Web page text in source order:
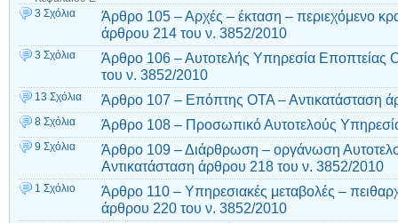
3 Σχόλια
Άρθρο 105 – Αρχές – έκταση – περιεχόμενο
άρθρου 214 του ν. 3852/2010
3 Σχόλια
Άρθρο 106 – Αυτοτελής Υπηρεσία Εποπτείας
του ν. 3852/2010
13 Σχόλια Άρθρο 107 – Επόπτης ΟΤΑ – Αντικατάσταση
8 Σχόλια Άρθρο 108 – Προσωπικό Αυτοτελούς
9 Σχόλια
Άρθρο 109 – Διάρθρωση – οργάνωση
Αντικατάσταση άρθρου 218 του ν. 3852/2010
1 Σχόλιο
Άρθρο 110 – Υπηρεσιακές μεταβολές –
άρθρου 220 του ν. 3852/2010